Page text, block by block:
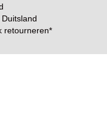
Duitsland
retourneren*